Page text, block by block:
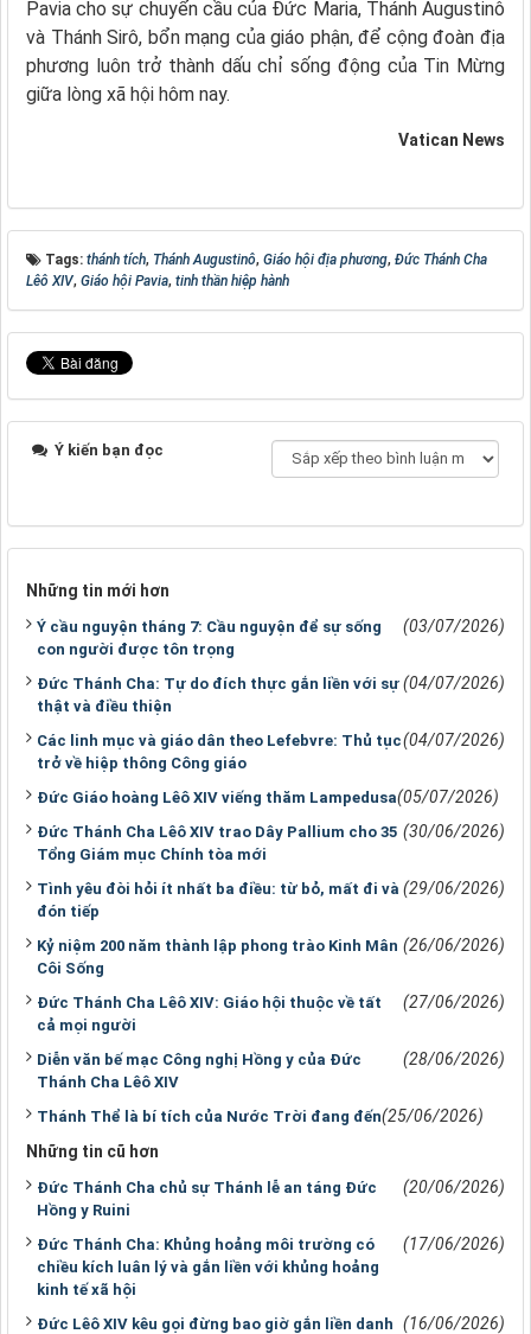
Pavia cho sự chuyển cầu của Đức Maria, Thánh Augustinô
và Thánh Sirô, bổn mạng của giáo phận, để cộng đoàn địa
phương luôn trở thành dấu chỉ sống động của Tin Mừng
giữa lòng xã hội hôm nay.
Vatican News
Tags: thánh tích, Thánh Augustinô, Giáo hội địa phương, Đức Thánh Cha
Lêô XIV, Giáo hội Pavia, tinh thần hiệp hành
Ý kiến bạn đọc
Những tin mới hơn
Ý cầu nguyện tháng 7: Cầu nguyện để sự sống
con người được tôn trọng
(03/07/2026)
Đức Thánh Cha: Tự do đích thực gắn liền với sự
thật và điều thiện
(04/07/2026)
Các linh mục và giáo dân theo Lefebvre: Thủ tục
trở về hiệp thông Công giáo
(04/07/2026)
Đức Giáo hoàng Lêô XIV viếng thăm Lampedusa(05/07/2026)
Đức Thánh Cha Lêô XIV trao Dây Pallium cho 35
Tổng Giám mục Chính tòa mới
(30/06/2026)
Tình yêu đòi hỏi ít nhất ba điều: từ bỏ, mất đi và
đón tiếp
(29/06/2026)
Kỷ niệm 200 năm thành lập phong trào Kinh Mân
Côi Sống
(26/06/2026)
Đức Thánh Cha Lêô XIV: Giáo hội thuộc về tất
cả mọi người
(27/06/2026)
Diễn văn bế mạc Công nghị Hồng y của Đức
Thánh Cha Lêô XIV
(28/06/2026)
Thánh Thể là bí tích của Nước Trời đang đến(25/06/2026)
Những tin cũ hơn
Đức Thánh Cha chủ sự Thánh lễ an táng Đức
Hồng y Ruini
(20/06/2026)
Đức Thánh Cha: Khủng hoảng môi trường có
chiều kích luân lý và gắn liền với khủng hoảng
kinh tế xã hội
(17/06/2026)
Đức Lêô XIV kêu gọi đừng bao giờ gắn liền danh (16/06/2026)